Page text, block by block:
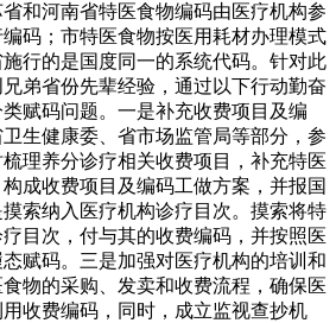
和河南省特医食物编码由医疗机构参
码；市特医食物按医用耗材办理模式
行的是国度同一的系统代码。针对此
弟省份先辈经验，通过以下行动勤奋
赋码问题。一是补充收费项目及编
生健康委、省市场监管局等部分，参
理养分诊疗相关收费项目，补充特医
成收费项目及编码工做方案，并报国
索纳入医疗机构诊疗目次。摸索将特
目次，付与其的收费编码，并按照医
赋码。三是加强对医疗机构的培训和
物的采购、发卖和收费流程，确保医
收费编码，同时，成立监视查抄机